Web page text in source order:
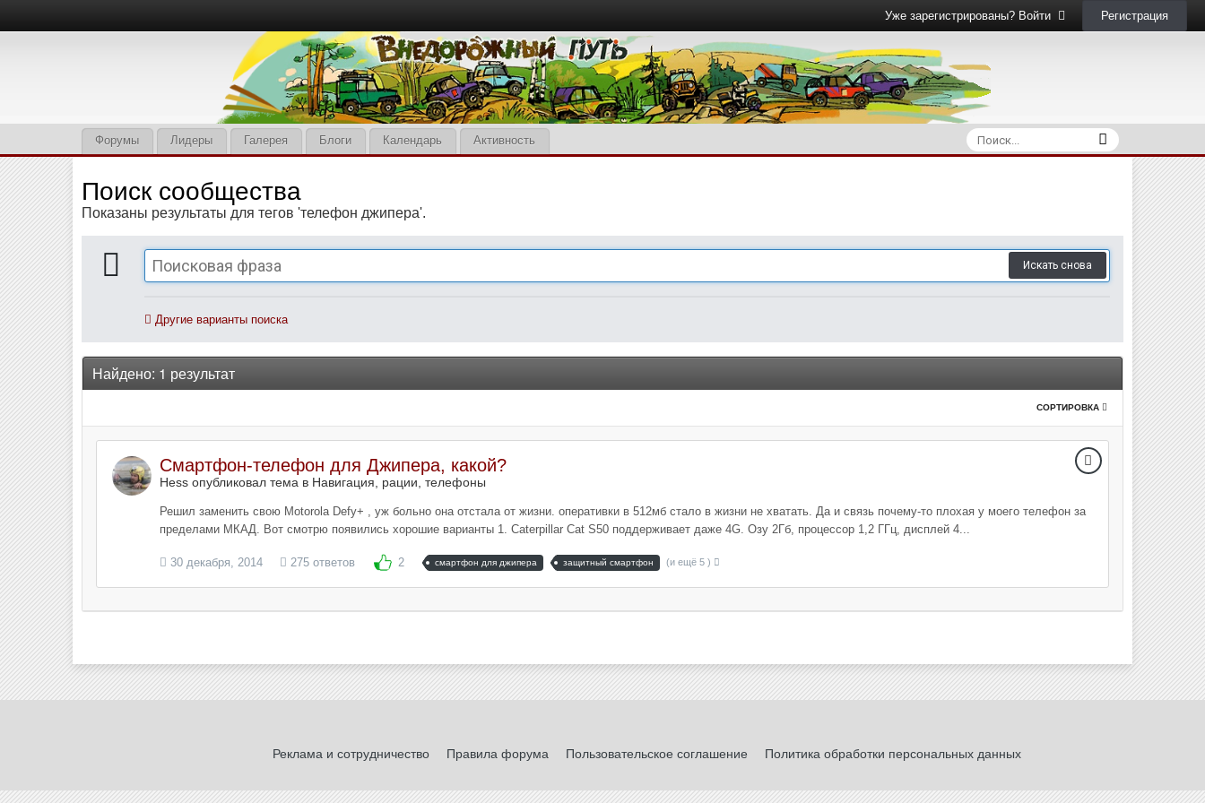
Уже зарегистрированы? Войти Регистрация
Форумы Лидеры Галерея Блоги Календарь Активность
Поиск сообщества
Показаны результаты для тегов 'телефон джипера'.
Искать снова
Другие варианты поиска
Найдено: 1 результат
СОРТИРОВКА
Смартфон-телефон для Джипера, какой?
Hess опубликовал тема в Навигация, рации, телефоны
Решил заменить свою Motorola Defy+ , уж больно она отстала от жизни. оперативки в 512мб стало в жизни не хватать. Да и связь почему-то плохая у моего телефон за
пределами МКАД. Вот смотрю появились хорошие варианты 1. Caterpillar Cat S50 поддерживает даже 4G. Озу 2Гб, процессор 1,2 ГГц, дисплей 4...
30 декабря, 2014 275 ответов 2 смартфон для джипера защитный смартфон (и ещё 5 )
Реклама и сотрудничество Правила форума Пользовательское соглашение Политика обработки персональных данных